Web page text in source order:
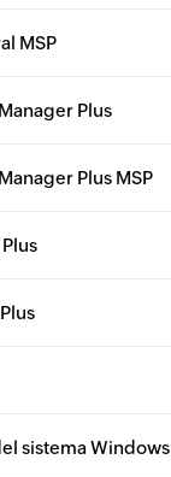
MSP
Plus
Plus MSP
sistema Windows